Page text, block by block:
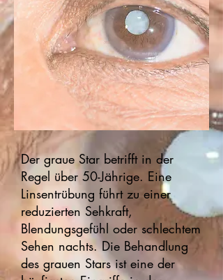
Der graue Star betrifft in der
Regel über 50-Jährige. Eine
Linsentrübung führt zu einer
reduzierten Sehkraft,
Blendungsgefühl oder schlechtem
Sehen nachts. Die Behandlung
des grauen Stars ist eine der